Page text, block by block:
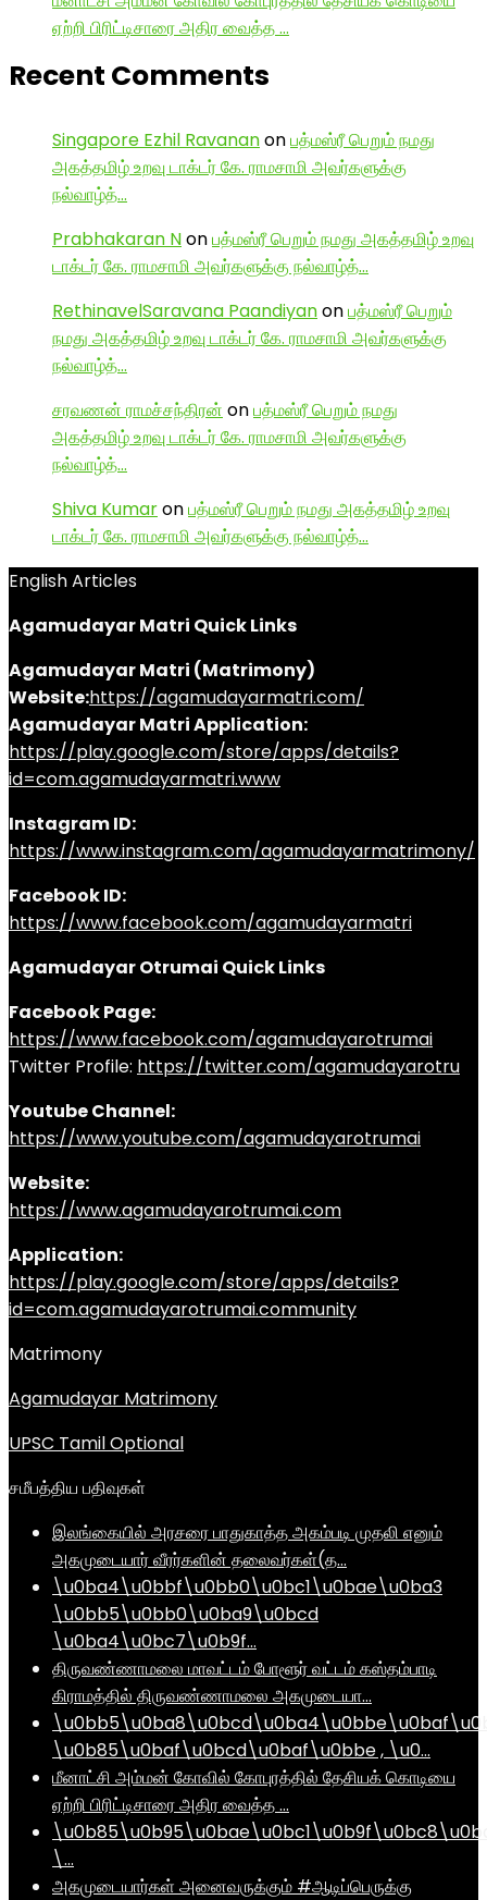
ஏற்றி பிரிட்டிசாரை அதிர வைத்த …
Recent Comments
Singapore Ezhil Ravananonபத்மஸ்ரீ பெறும் நமது
அகத்தமிழ் உறவு டாக்டர் கே. ராமசாமி அவர்களுக்கு
நல்வாழ்த்…
Prabhakaran Nonபத்மஸ்ரீ பெறும் நமது அகத்தமிழ் உறவு
டாக்டர் கே. ராமசாமி அவர்களுக்கு நல்வாழ்த்…
RethinavelSaravana Paandiyanonபத்மஸ்ரீ பெறும்
நமது அகத்தமிழ் உறவு டாக்டர் கே. ராமசாமி அவர்களுக்கு
நல்வாழ்த்…
சரவணன் ராமச்சந்திரன் onபத்மஸ்ரீ பெறும் நமது
அகத்தமிழ் உறவு டாக்டர் கே. ராமசாமி அவர்களுக்கு
நல்வாழ்த்…
Shiva Kumaronபத்மஸ்ரீ பெறும் நமது அகத்தமிழ் உறவு
டாக்டர் கே. ராமசாமி அவர்களுக்கு நல்வாழ்த்…
English Articles
Agamudayar Matri Quick Links
Agamudayar Matri (Matrimony)
Website:https://agamudayarmatri.com/
Agamudayar Matri Application:
https://play.google.com/store/apps/details?
id=com.agamudayarmatri.www
Instagram ID:
https://www.instagram.com/agamudayarmatrimony/
Facebook ID:
https://www.facebook.com/agamudayarmatri
Agamudayar Otrumai Quick Links
Facebook Page:
https://www.facebook.com/agamudayarotrumai
Twitter Profile: https://twitter.com/agamudayarotru
Youtube Channel:
https://www.youtube.com/agamudayarotrumai
Website:
https://www.agamudayarotrumai.com
Application:
https://play.google.com/store/apps/details?
id=com.agamudayarotrumai.community
Matrimony
Agamudayar Matrimony
UPSC Tamil Optional
சமீபத்திய பதிவுகள்
இலங்கையில் அரசரை பாதுகாத்த அகம்படி முதலி எனும்
அகமுடையார் வீரர்களின் தலைவர்கள்(த…
\u0ba4\u0bbf\u0bb0\u0bc1\u0bae\u0ba3
\u0bb5\u0bb0\u0ba9\u0bcd
\u0ba4\u0bc7\u0b9f…
திருவண்ணாமலை மாவட்டம் போளூர் வட்டம் கஸ்தம்பாடி
கிராமத்தில் திருவண்ணாமலை அகமுடையா…
\u0b85\u0baf\u0bcd\u0baf\u0bbe , \u0…
மீனாட்சி அம்மன் கோவில் கோபுரத்தில் தேசியக் கொடியை
ஏற்றி பிரிட்டிசாரை அதிர வைத்த …
\…
அகமுடையார்கள் அனைவருக்கும் #ஆடிப்பெருக்கு